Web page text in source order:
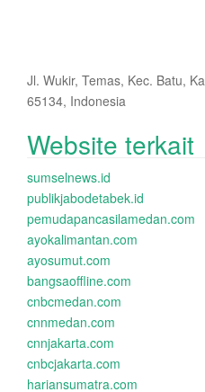
Jl. Wukir, Temas, Kec. Batu,
65134, Indonesia
Website terkait
sumselnews.id
publikjabodetabek.id
pemudapancasilamedan.com
ayokalimantan.com
ayosumut.com
bangsaoffline.com
cnbcmedan.com
cnnmedan.com
cnnjakarta.com
cnbcjakarta.com
hariansumatra.com